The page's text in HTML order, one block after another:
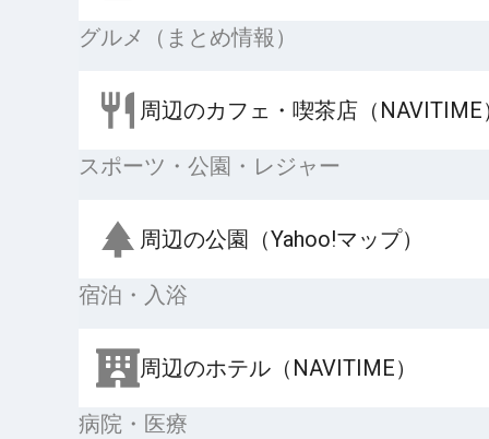
グルメ（まとめ情報）
周辺のカフェ・喫茶店（NAVITIME
スポーツ・公園・レジャー
周辺の公園（Yahoo!マップ）
宿泊・入浴
周辺のホテル（NAVITIME）
病院・医療